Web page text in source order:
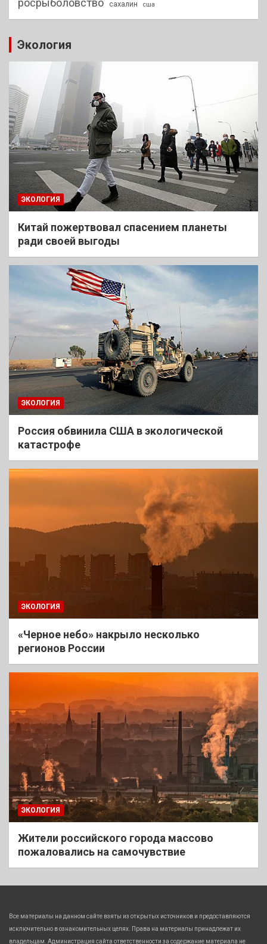
росрыболовство сахалин сша
Экология
ЭКОЛОГИЯ
Китай пожертвовал спасением планеты
ради своей выгоды
ЭКОЛОГИЯ
Россия обвинила США в экологической
катастрофе
ЭКОЛОГИЯ
«Черное небо» накрыло несколько
регионов России
ЭКОЛОГИЯ
Жители российского города массово
пожаловались на самочувствие
Все материалы на данном сайте взяты из открытых источников и предоставляются
исключительно в ознакомительных целях. Права на материалы принадлежат их
владельцам. Администрация сайта ответственности за содержание материала не